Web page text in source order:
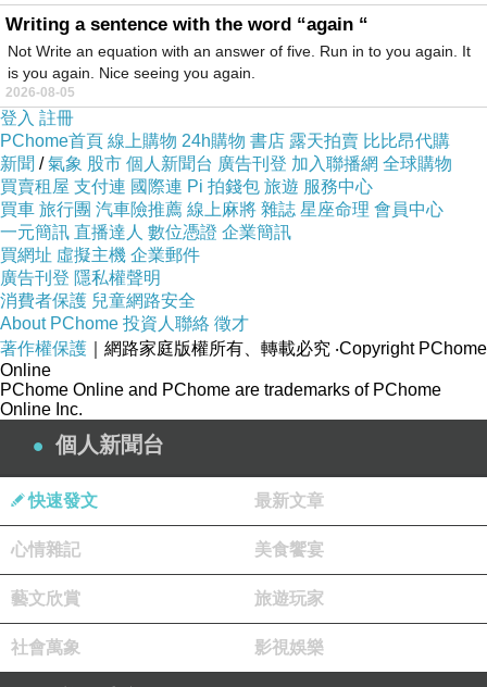
上一篇： 不能抗拒1
下一篇：不能抗拒3
(悄悄話)
2023-06-28 22:27:33
(悄悄話)
2023-06-28 22:14:00
(悄悄話)
2023-06-28 22:02:14
Writing a sentence with the word “again “
Not Write an equation with an answer of five. Run in to you again. It
is you again. Nice seeing you again.
2026-08-05
登入 註冊
PChome首頁 線上購物 24h購物 書店 露天拍賣 比比昂代購
新聞 /氣象 股市 個人新聞台 廣告刊登 加入聯播網 全球購物
買賣租屋 支付連 國際連 Pi 拍錢包 旅遊 服務中心
買車 旅行團 汽車險推薦 線上麻將 雜誌 星座命理 會員中心
一元簡訊 直播達人 數位憑證 企業簡訊
買網址 虛擬主機 企業郵件
廣告刊登 隱私權聲明
消費者保護 兒童網路安全
About PChome 投資人聯絡 徵才
著作權保護 ｜網路家庭版權所有、轉載必究 ‧Copyright PChome
Online
PChome Online and PChome are trademarks of PChome
Online Inc.
個人新聞台
快速發文 最新文章
心情雜記 美食饗宴
藝文欣賞 旅遊玩家
社會萬象 影視娛樂